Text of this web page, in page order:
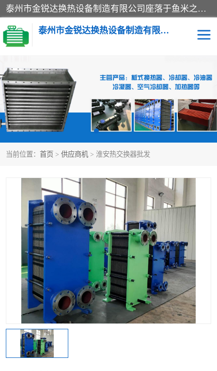
泰州市金锐达换热设备制造有限公司座落于鱼米之乡、祥泰之州一江苏泰州。是一家多年从事换热设备研究、设计、制造、销售、服务于一体的生产企业。
泰州市金锐达换热设备制造有限公司
当前位置： 首页 > 供应商机 > 淮安热交换器批发
冷却器 换热器
散热器 预热器
热交换器